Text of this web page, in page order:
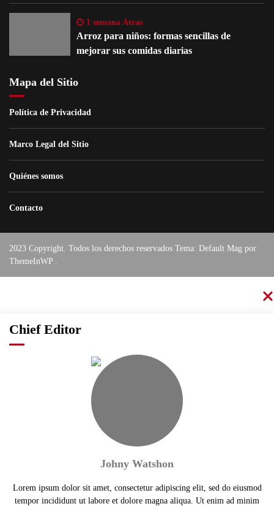
1 semana Atras
Arroz para niños: formas sencillas de
mejorar sus comidas diarias
Mapa del Sitio
Política de Privacidad
Marco Legal del Sitio
Quiénes somos
Contacto
2023 Copyright. Todos los derechos reservados Tema: Default Mag por
ThemeInWP
Chief Editor
Johny Watshon
Lorem ipsum dolor sit amet, consectetur adipiscing elit, sed do eiusmod
tempor incididunt ut labore et dolore magna aliqua. Ut enim ad minim